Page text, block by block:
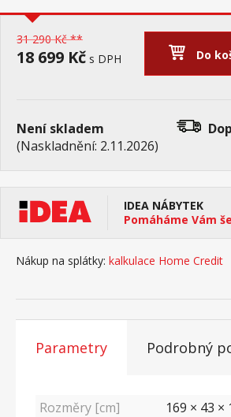
31 290 Kč **
18 699 Kč s DPH Do
Není skladem
(Naskladnění: 2.11.2026)
IDEA NÁBYTEK
Pomáháme Vám
Nákup na splátky: kalkulace Home Credit
Parametry Podrobný
Rozměry [cm] 169 × 43 ×